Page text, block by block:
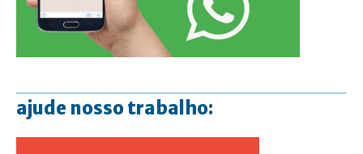
ajude nosso trabalho: